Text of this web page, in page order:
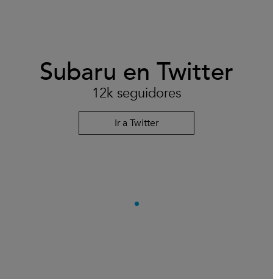
Subaru en Twitter
12k seguidores
Ir a Twitter